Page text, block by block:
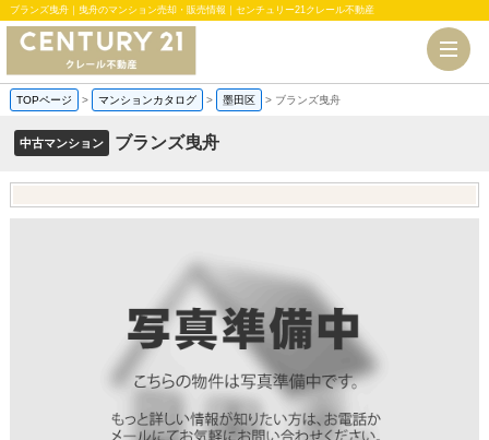
ブランズ曳舟｜曳舟のマンション売却・販売情報｜センチュリー21クレール不動産
TOPページ > マンションカタログ > 墨田区 > ブランズ曳舟
中古マンション ブランズ曳舟